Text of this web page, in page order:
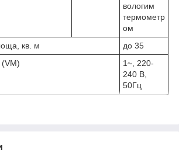
вологим
термометр
ом
кв. м
до 35
1~, 220-
240 В,
50Гц